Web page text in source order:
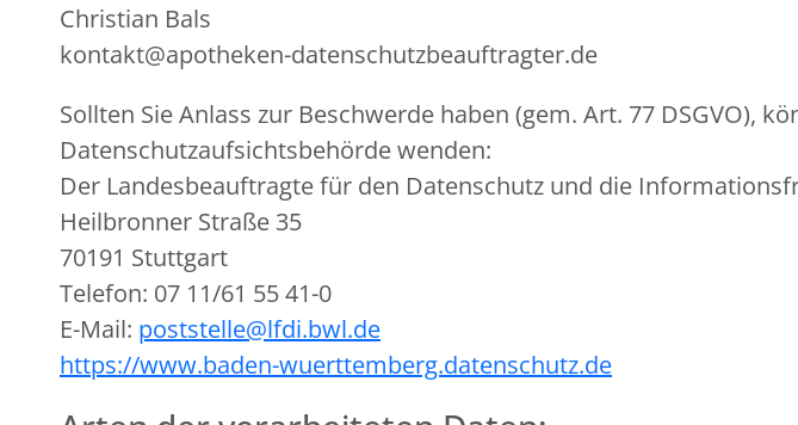
Christian Bals
kontakt@apotheken-datenschutzbeauftragter.de
Sollten Sie Anlass zur Beschwerde haben (gem. Art. 77 DSGVO),
Datenschutzaufsichtsbehörde wenden:
Der Landesbeauftragte für den Datenschutz und die
Heilbronner Straße 35
70191 Stuttgart
Telefon: 07 11/61 55 41-0
E-Mail: poststelle@lfdi.bwl.de
https://www.baden-wuerttemberg.datenschutz.de